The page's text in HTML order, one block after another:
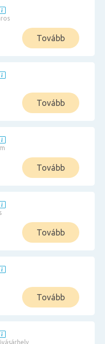
Tovább
Tovább
Tovább
Tovább
Tovább